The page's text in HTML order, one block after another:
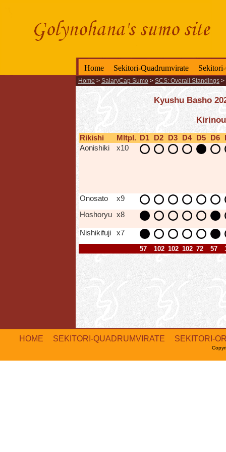
Home Sekitori-Quadrumvirate
Home > SalaryCap Sumo > SCS: Overall Standings >
Kyushu Basho
Rikishi Mltpl. D1 D2 D3 D4 D5 D6
Aonishiki
x10
Onosato
x9
Hoshoryu x8
Nishikifuji x7
57 102 102 102 72 57
HOME SEKITORI-QUADRUMVIRATE SEKITORI-